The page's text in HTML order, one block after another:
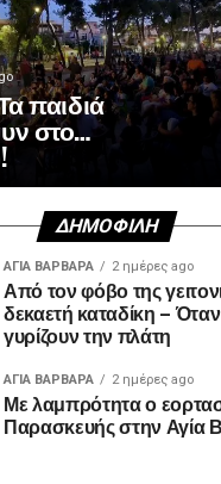
παιδιά
στο…
ΔΗΜΟΦΙΛΉ
ΑΓΙΑ ΒΑΡΒΑΡΑ 2 ημέρες ago
Από τον φόβο της
δεκαετή καταδίκη –
γυρίζουν την πλάτη
ΑΓΙΑ ΒΑΡΒΑΡΑ 2 ημέρες ago
Με λαμπρότητα ο
Παρασκευής στην Αγία